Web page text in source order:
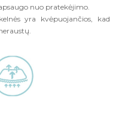
nuo pratekėjimo.
yra kvėpuojančios, kad